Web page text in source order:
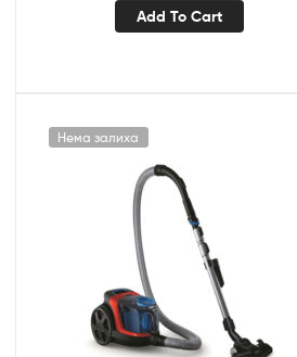
Add To Cart
Нема залиха